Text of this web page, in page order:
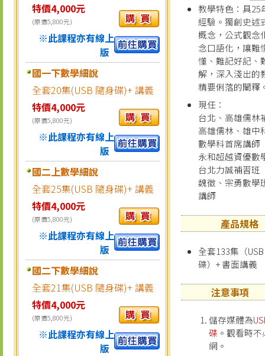
特價4,000元
(原價5,800元)
※此課程亦有線上
版
國一下數學細說
全套20集(USB 隨身碟)+ 講義
特價4,000元
(原價5,800元)
※此課程亦有線上
版
國二上數學細說
全套25集(USB 隨身碟)+ 講義
特價4,000元
(原價5,800元)
※此課程亦有線上
版
國二下數學細說
全套21集(USB 隨身碟)+ 講義
特價4,000元
(原價5,800元)
※此課程亦有線上
版
教學特色：具25
經驗。獨創史述
概念，公式觀念
念口語化，讓難
懂、難記好記、
解，深入淺出的
精要俐落的闡釋
現任：
台北、高雄儒林
高雄儒林、雄中
數學科首席講師
永和超越資優數
台北力誠補習班
魏徵、宗勇數學
講師
產品規格
全套133集（
碟）+ 書面講義
注意事項
儲存媒體為
碟 。觀看時
網。